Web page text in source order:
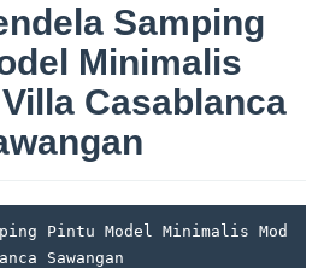
Samping
Minimalis
Casablanca
Pintu Model Minimalis Mod
Sawangan